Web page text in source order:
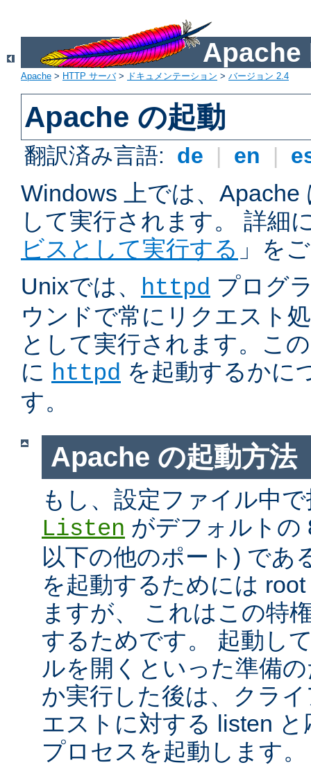
Apache
Apache > HTTP サーバ> ドキュメンテーション > バージョン 2.4
Apache の起動
翻訳済み言語: de | en |
Windows 上では、
して実行されます。 詳細
ビスとして実行する 」を
Unixでは、 httpd プログ
ウンドで常にリクエスト
として実行されます。こ
に httpd を起動するかに
す。
Apache の起動方法
もし、設定ファイル中
Listen がデフォルトの
以下の他のポート) であ
を起動するためには
ますが、 これはこの特
するためです。 起動し
ルを開くといった準備
か実行した後は、クラ
エストに対する listen
プロセスを起動します